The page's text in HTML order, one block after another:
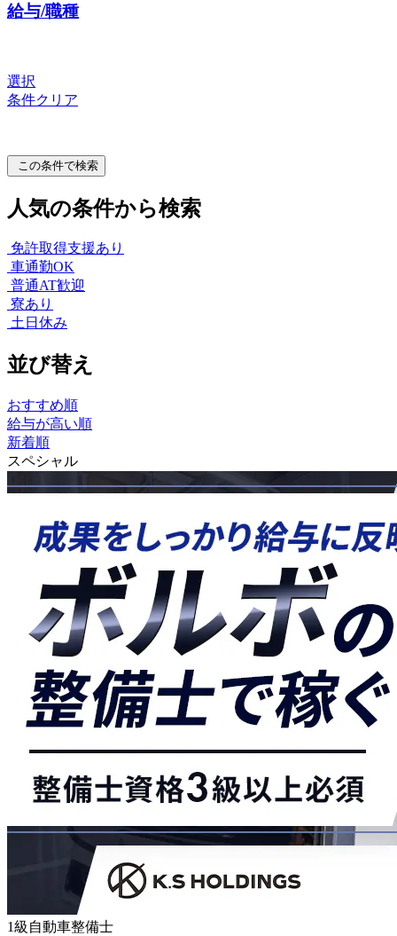
給与/職種
選択
条件クリア
この条件で検索
人気の条件から検索
免許取得支援あり
車通勤OK
普通AT歓迎
寮あり
土日休み
並び替え
おすすめ順
給与が高い順
新着順
スペシャル
1級自動車整備士